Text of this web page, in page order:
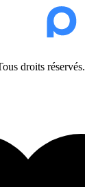
droits réservés.